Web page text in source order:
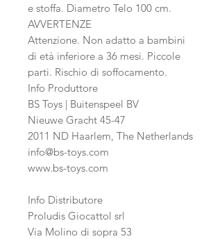
e stoffa. Diametro Telo 100 cm.
AVVERTENZE
Attenzione. Non adatto a bambini
di età inferiore a 36 mesi. Piccole
parti. Rischio di soffocamento.
Info Produttore
BS Toys | Buitenspeel BV
Nieuwe Gracht 45-47
2011 ND Haarlem, The Netherlands
info@bs-toys.com
www.bs-toys.com
Info Distributore
Proludis Giocattol srl
Via Molino di sopra 53